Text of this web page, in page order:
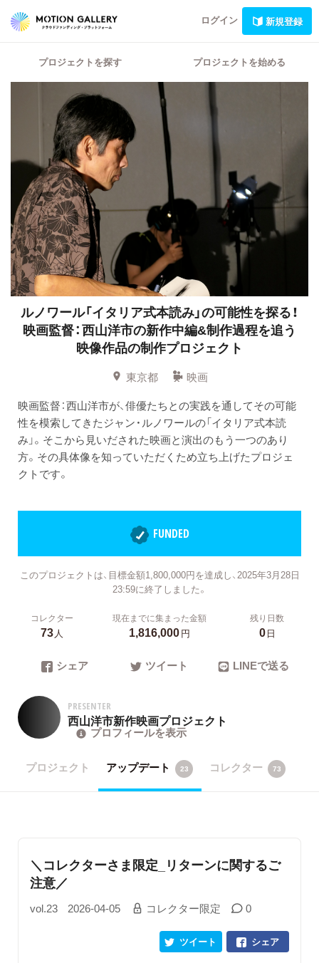
ログイン 新規登録
プロジェクトを探す プロジェクトを始める
ルノワール「イタリア式本読み」の可能性を探る！
映画監督：西山洋市の新作中編&制作過程を追う
映像作品の制作プロジェクト
東京都
映画
映画監督：西山洋市が、俳優たちとの実践を通してその可能
性を模索してきたジャン・ルノワールの「イタリア式本読
み」。そこから見いだされた映画と演出のもう一つのあり
方。その具体像を知っていただくため立ち上げたプロジェ
クトです。
FUNDED
このプロジェクトは、目標金額1,800,000円を達成し、2025年3月28日
23:59に終了しました。
コレクター
73人
現在までに集まった金額
1,816,000円
残り日数
0日
シェア ツイート LINEで送る
PRESENTER
西山洋市新作映画プロジェクト
プロフィールを表示
プロジェクト アップデート 23 コレクター 73
＼コレクターさま限定_リターンに関するご
注意／
vol.23 2026-04-05 コレクター限定 0
シェア
ツイート